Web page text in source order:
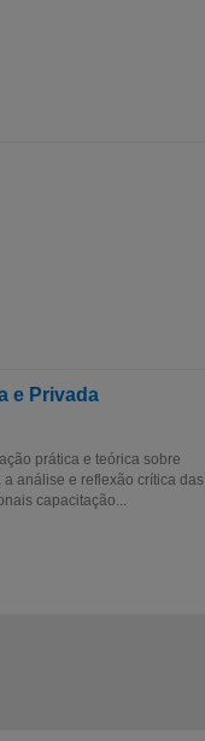
e Privada
prática e teórica sobre
análise e reflexão crítica das
capacitação...